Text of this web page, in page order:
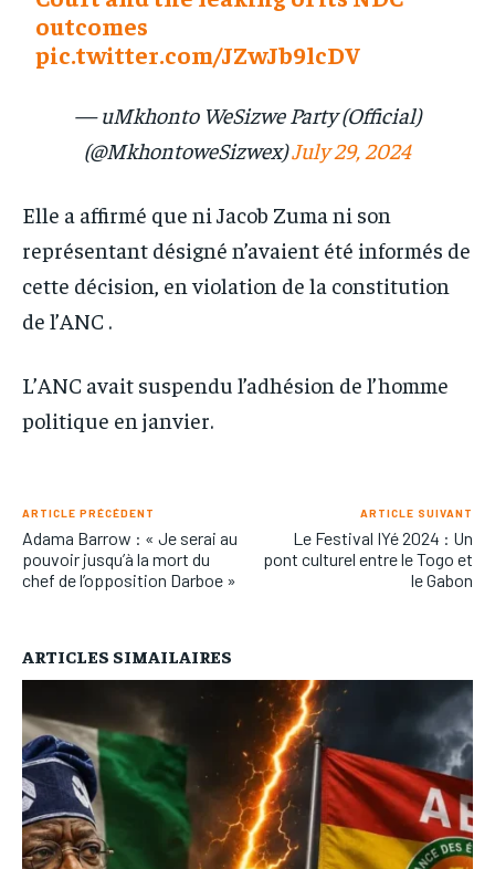
outcomes
pic.twitter.com/JZwJb9lcDV
— uMkhonto WeSizwe Party (Official)
(@MkhontoweSizwex)July 29, 2024
Elle a affirmé que ni Jacob Zuma ni son
représentant désigné n’avaient été informés de
cette décision, en violation de la constitution
de l’ANC .
L’ANC avait suspendu l’adhésion de l’homme
politique en janvier.
ARTICLE PRÉCÉDENT
Adama Barrow : « Je serai au
pouvoir jusqu’à la mort du
chef de l’opposition Darboe »
ARTICLE SUIVANT
Le Festival IYé 2024 : Un
pont culturel entre le Togo et
le Gabon
ARTICLES SIMAILAIRES